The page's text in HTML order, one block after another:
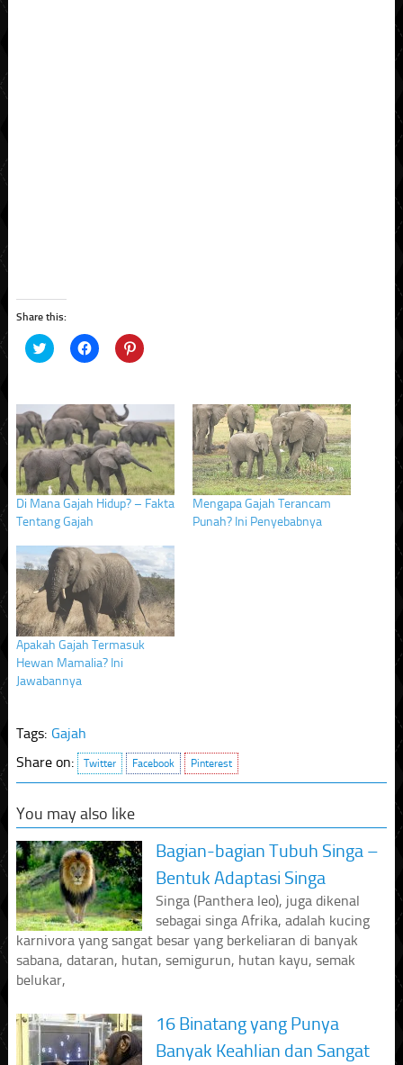
Share this:
Click
to
(Opens
in
new
window)
Click
to
(Opens
in
new
window)
Click
to
(Opens
in
new
window)
Di Mana Gajah Hidup? – Fakta
Tentang Gajah
Mengapa Gajah Terancam
Punah? Ini Penyebabnya
Apakah Gajah Termasuk
Hewan Mamalia? Ini
Jawabannya
Tags: Gajah
Share on:
Twitter Facebook Pinterest
You may also like
Bagian-bagian Tubuh Singa –
Bentuk Adaptasi Singa
Singa (Panthera leo), juga dikenal
sebagai singa Afrika, adalah kucing
karnivora yang sangat besar yang berkeliaran di banyak
sabana, dataran, hutan, semigurun, hutan kayu, semak
belukar,
16 Binatang yang Punya
Banyak Keahlian dan Sangat